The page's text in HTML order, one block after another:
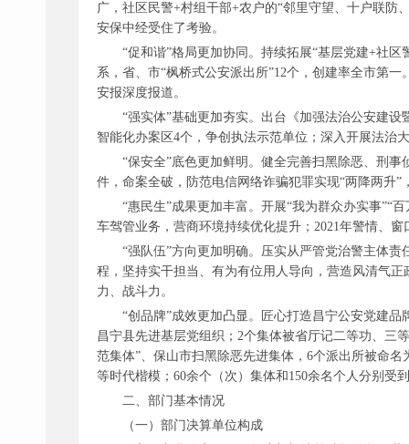
广，社区民警+村组干部+农户的“邻里守望、十户联防
安保中经受住了考验。
“促和谐”格局更加协同。持续拓展“基层党建+社
系，省、市“枫桥式公安派出所”12个，创建率全市第
安报深度报道。
“强实体”基础更加夯实。出台《加强法治公安建
智能化办案区4个，争创执法示范单位；深入开展法治
“保安全”底色更加鲜明。健全完善扫黑除恶、刑
件，命案全破，防范电信网络诈骗犯罪实现“两降两升
“惠民生”成果更加丰富。开展“我为群众办实事”“
车驾管业务，营商环境持续优化提升；2021年警情、
“强队伍”方向更加明确。压实从严管党治警主体
程，坚持实干担当、有为有位用人导向，营造风清气
力、战斗力。
“创品牌”成效更加凸显。匠心打造昌宁公安党建
昌宁县先进基层党组织；2个集体被省厅记二等功、三
范集体”、保山市扫黑除恶先进集体，6个派出所被命
等时代楷模；60余个（次）集体和150余名个人分别受
二、部门基本情况
（一）部门决算单位构成